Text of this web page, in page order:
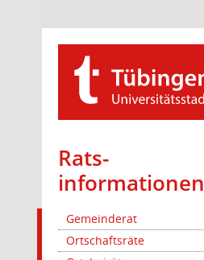
Rats­
informationen
Gemeinderat
Ortschaftsräte